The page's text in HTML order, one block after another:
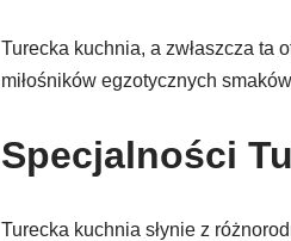
Turecka kuchnia, a zwłaszcza ta
miłośników egzotycznych
Specjalności
Turecka kuchnia słynie z